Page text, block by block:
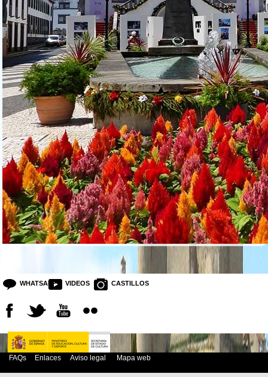
WHATSAPP VIDEOS CASTILLOS
FAQs Enlaces Aviso legal Mapa web